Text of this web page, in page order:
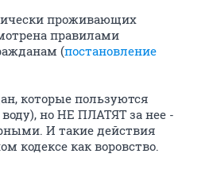
проживающих
правилами
(постановление
которые пользуются
но НЕ ПЛАТЯТ за нее -
И такие действия
кодексе как воровство.